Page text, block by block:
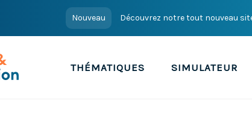
Nouveau Découvrez notre tout nouveau
THÉMATIQUES SIMULATEUR